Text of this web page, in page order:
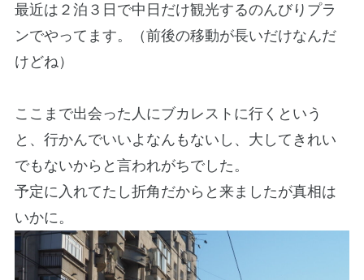
最近は２泊３日で中日だけ観光するのんびりプラ
ンでやってます。（前後の移動が長いだけなんだ
けどね）
ここまで出会った人にブカレストに行くという
と、行かんでいいよなんもないし、大してきれい
でもないからと言われがちでした。
予定に入れてたし折角だからと来ましたが真相は
いかに。